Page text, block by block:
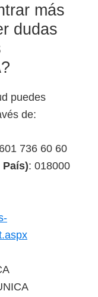
más
dudas
puedes
de:
736 60 60
: 018000